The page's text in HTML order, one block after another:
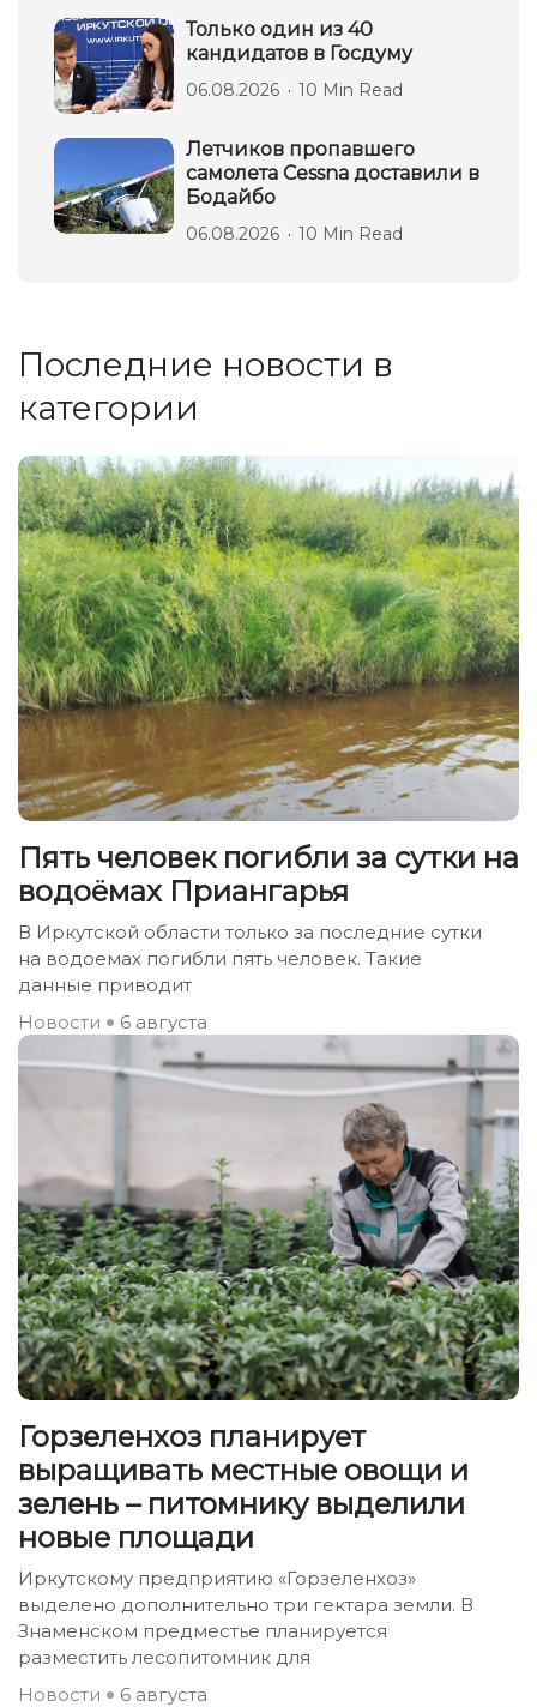
Только один из 40
кандидатов в Госдуму
06.08.2026 10 Min Read
Летчиков пропавшего
самолета Cessna доставили в
Бодайбо
06.08.2026 10 Min Read
Последние новости в
категории
Пять человек погибли за сутки на
водоёмах Приангарья
В Иркутской области только за последние сутки
на водоемах погибли пять человек. Такие
данные приводит
Новости
6 августа
Горзеленхоз планирует
выращивать местные овощи и
зелень – питомнику выделили
новые площади
Иркутскому предприятию «Горзеленхоз»
выделено дополнительно три гектара земли. В
Знаменском предместье планируется
разместить лесопитомник для
Новости
6 августа